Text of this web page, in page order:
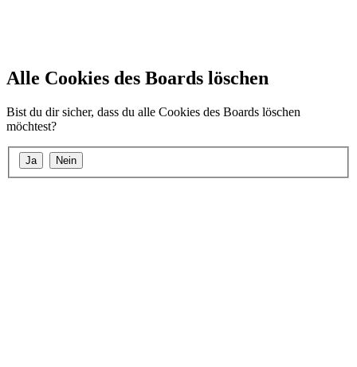
Alle Cookies des Boards löschen
Bist du dir sicher, dass du alle Cookies des Boards löschen
möchtest?